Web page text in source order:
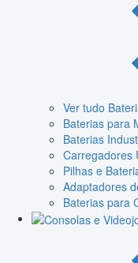
Ver tudo
Baterias para
Baterias
Carregadores
Pilhas e
Adaptadores
Baterias para